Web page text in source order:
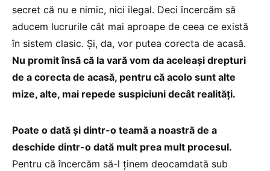
secret că nu e nimic, nici ilegal. Deci încercăm să
aducem lucrurile cât mai aproape de ceea ce există
în sistem clasic. Și, da, vor putea corecta de acasă.
Nu promit însă că la vară vom da aceleași drepturi
de a corecta de acasă, pentru că acolo sunt alte
mize, alte, mai repede suspiciuni decât realități.
Poate o dată și dintr-o teamă a noastră de a
deschide dintr-o dată mult prea mult procesul.
Pentru că încercăm să-l ținem deocamdată sub